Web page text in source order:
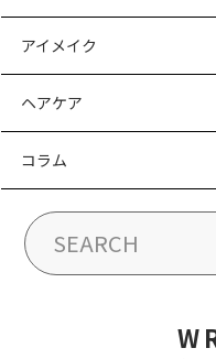
アイメイク
ヘアケア
コラム